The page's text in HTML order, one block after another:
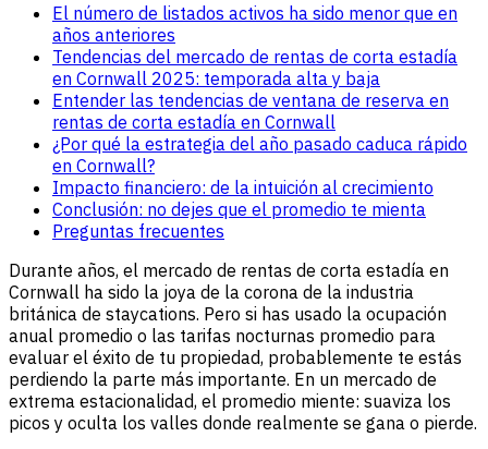
El número de listados activos ha sido menor que en
años anteriores
Tendencias del mercado de rentas de corta estadía
en Cornwall 2025: temporada alta y baja
Entender las tendencias de ventana de reserva en
rentas de corta estadía en Cornwall
¿Por qué la estrategia del año pasado caduca rápido
en Cornwall?
Impacto financiero: de la intuición al crecimiento
Conclusión: no dejes que el promedio te mienta
Preguntas frecuentes
Durante años, el mercado de rentas de corta estadía en
Cornwall ha sido la joya de la corona de la industria
británica de staycations. Pero si has usado la ocupación
anual promedio o las tarifas nocturnas promedio para
evaluar el éxito de tu propiedad, probablemente te estás
perdiendo la parte más importante. En un mercado de
extrema estacionalidad, el promedio miente: suaviza los
picos y oculta los valles donde realmente se gana o pierde.